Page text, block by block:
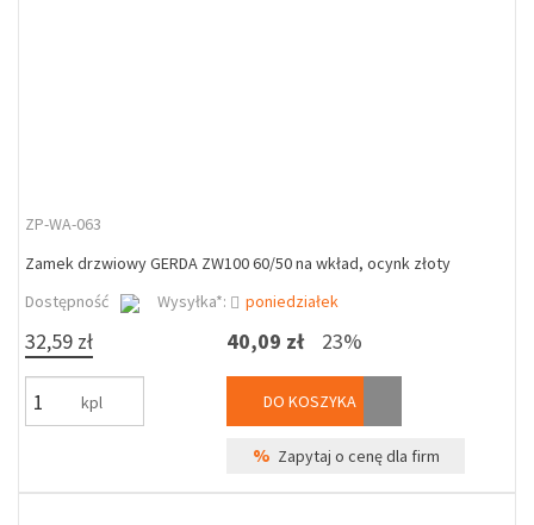
ZP-WA-063
Zamek drzwiowy GERDA ZW100 60/50 na wkład, ocynk złoty
Dostępność
Wysyłka*: poniedziałek
32,59 zł
kpl
40,09 zł 23%
DO KOSZYKA
% Zapytaj o cenę dla firm